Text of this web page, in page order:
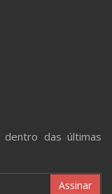
das últimas
Assinar